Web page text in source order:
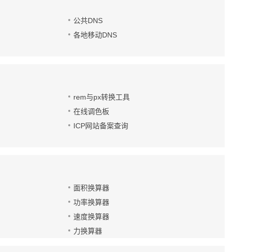
公共DNS
各地移动DNS
rem与px转换工具
在线调色板
ICP网站备案查询
面积换算器
功率换算器
速度换算器
力换算器